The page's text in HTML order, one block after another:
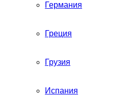
Германия
Греция
Грузия
Испания